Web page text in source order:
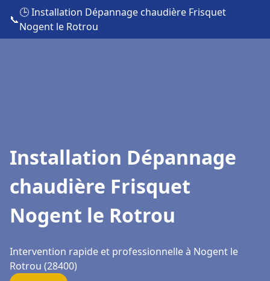
📞
🕒 Installation Dépannage chaudière Frisquet
Nogent le Rotrou
Installation Dépannage
chaudière Frisquet
Nogent le Rotrou
Intervention rapide et professionnelle à Nogent le
Rotrou (28400)